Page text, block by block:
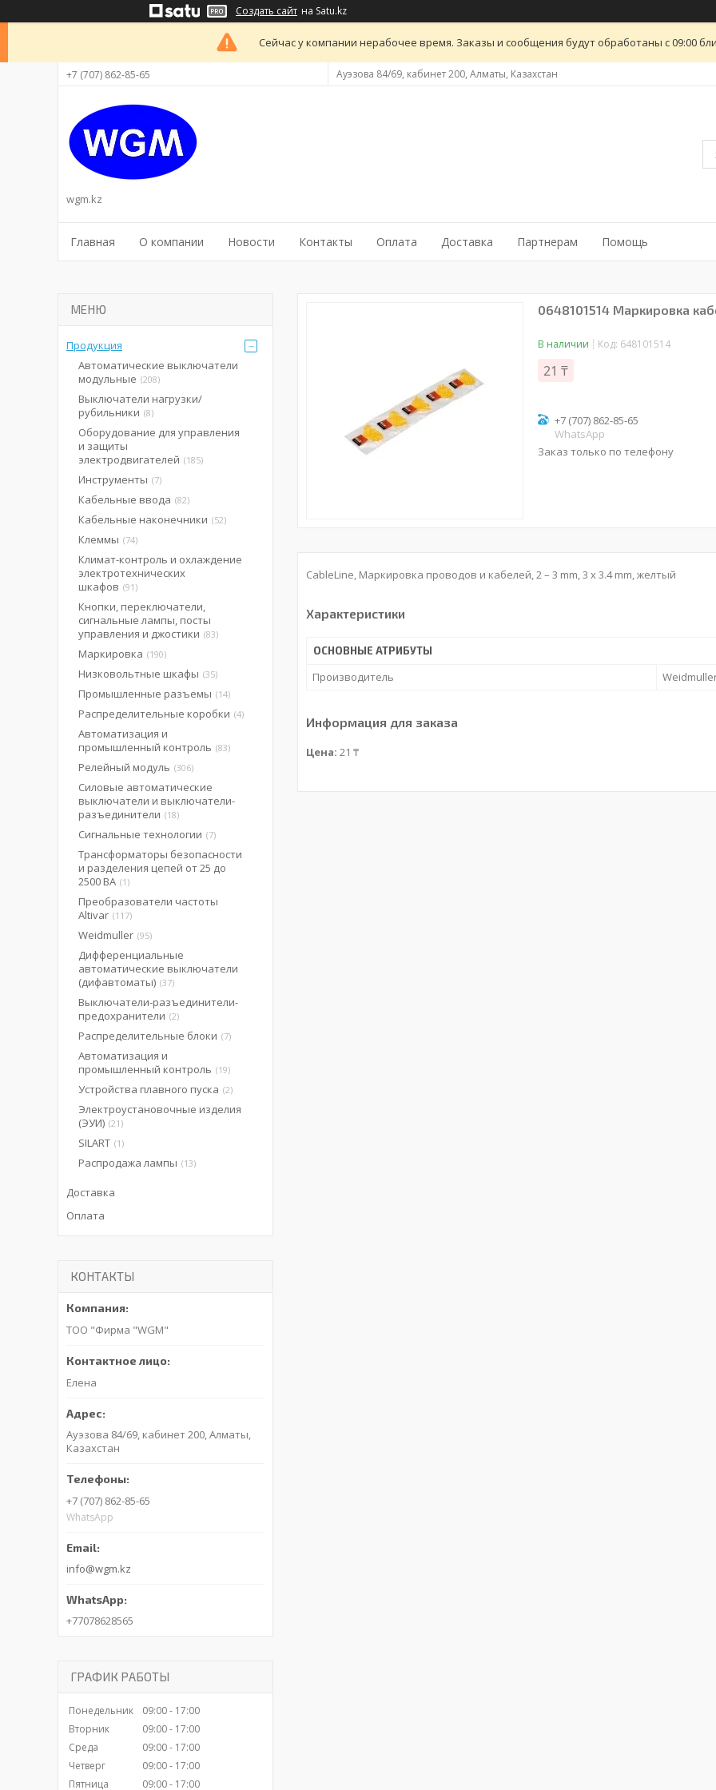
Создать сайт на Satu.kz
Сейчас у компании нерабочее время. Заказы и сообщения будут обработаны с 09:00
+7 (707) 862-85-65 Ауэзова 84/69, кабинет 200, Алматы, Казахстан
wgm.kz
Главная О компании Новости Контакты Оплата Доставка Партнерам Помощь
0648101514 Маркировка
В наличии Код: 648101514
21 ₸
+7 (707) 862-85-65
WhatsApp
Заказ только по телефону
CableLine, Маркировка проводов и кабелей, 2 – 3 mm, 3 x 3.4 mm, желтый
Характеристики
ОСНОВНЫЕ АТРИБУТЫ
Производитель
Информация для заказа
Цена: 21 ₸
Продукция
Автоматические выключатели
модульные 208
Выключатели нагрузки/
рубильники 8
Оборудование для управления
и защиты
электродвигателей
185
Инструменты 7
Кабельные ввода 82
Кабельные наконечники 52
Клеммы 74
Климат-контроль и охлаждение
электротехнических
шкафов 91
Кнопки, переключатели,
сигнальные лампы, посты
управления и джостики 83
Маркировка 190
Низковольтные шкафы 35
Промышленные разъемы 14
Распределительные коробки 4
Автоматизация и
промышленный контроль 83
Релейный модуль 306
Силовые автоматические
выключатели и выключатели-
разъединители
18
Сигнальные технологии 7
Трансформаторы безопасности
и разделения цепей от 25 до
2500 ВА 1
Преобразователи частоты
Altivar 117
Weidmuller 95
Дифференциальные
автоматические выключатели
(дифавтоматы) 37
Выключатели-разъединители-
предохранители 2
Распределительные блоки 7
Автоматизация и
промышленный контроль
19
Устройства плавного пуска 2
Электроустановочные изделия
(ЭУИ) 21
SILART 1
Распродажа лампы 13
Доставка
Оплата
КОНТАКТЫ
ТОО "Фирма "WGM"
Елена
Ауэзова 84/69, кабинет 200, Алматы,
Казахстан
+7 (707) 862-85-65
WhatsApp
info@wgm.kz
+77078628565
ГРАФИК РАБОТЫ
Понедельник 09:00
17:00
Вторник
09:00
17:00
Среда
09:00
17:00
Четверг
09:00
17:00
Пятница
09:00 17:00